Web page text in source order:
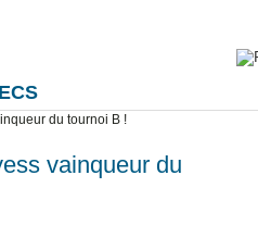
du tournoi B !
vainqueur du